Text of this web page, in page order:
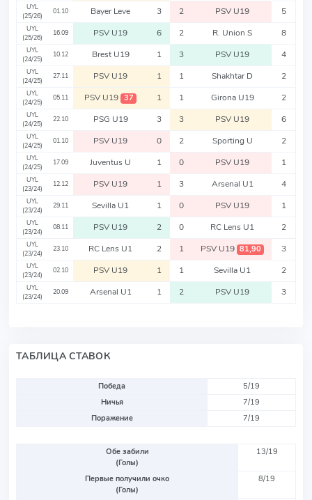
UYL
(25/26)
01.10 Bayer Leve 3 2 PSV U19 5
UYL
(25/26)
16.09 PSV U19 6 2 R. Union S 8
UYL
(24/25)
10.12 Brest U19 1 3 PSV U19 4
UYL
(24/25)
27.11 PSV U19 1 1 Shakhtar D 2
UYL
(24/25)
05.11 PSV U19 37 1 1 Girona U19 2
UYL
(24/25)
22.10 PSG U19 3 3 PSV U19 6
UYL
(24/25)
01.10 PSV U19 0 2 Sporting U 2
UYL
(24/25)
17.09 Juventus U 1 0 PSV U19 1
UYL
(23/24)
12.12 PSV U19 1 3 Arsenal U1 4
UYL
(23/24)
29.11 Sevilla U1 1 0 PSV U19 1
UYL
(23/24)
08.11 PSV U19 2 0 RC Lens U1 2
UYL
(23/24)
23.10 RC Lens U1 2 1 PSV U19 81,90 3
UYL
(23/24)
02.10 PSV U19 1 1 Sevilla U1 2
UYL
(23/24)
20.09 Arsenal U1 1 2 PSV U19 3
ТАБЛИЦА СТАВОК
Победа
5/19
Ничья
7/19
Поражение
7/19
Обе забили
(Голы)
13/19
Первые получили очко
(Голы)
8/19